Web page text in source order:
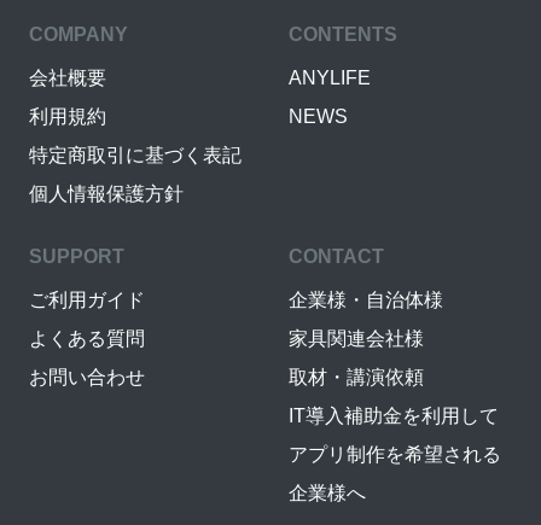
COMPANY
会社概要
利用規約
特定商取引に基づく表記
個人情報保護方針
CONTENTS
ANYLIFE
NEWS
SUPPORT
ご利用ガイド
よくある質問
お問い合わせ
CONTACT
企業様・自治体様
家具関連会社様
取材・講演依頼
IT導入補助金を利用して
アプリ制作を希望される
企業様へ